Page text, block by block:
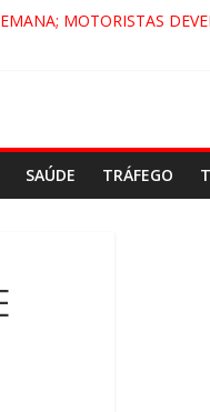
MOTORISTAS
SAÚDE TRÁFEGO